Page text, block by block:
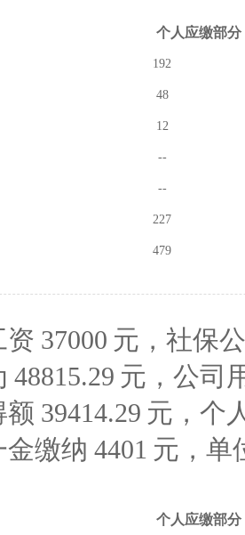
个人应缴部分
192
48
12
--
--
227
479
资 37000 元，社保
48815.29 元，公司
额 39414.29 元，个
缴纳 4401 元，单
个人应缴部分